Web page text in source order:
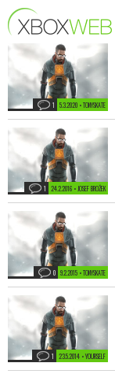
5.3.2020 • TONYSKATE
1
24.2.2016 • JOSEF BROŽEK
1
9.2.2015 • TONYSKATE
0
23.5.2014 • YOURSELF
1